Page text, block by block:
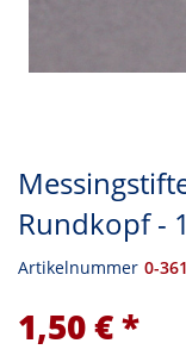
Rundkopf -
Artikelnummer 0-
1,50 € *